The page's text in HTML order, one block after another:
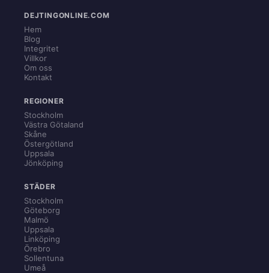
DEJTINGONLINE.COM
Hem
Blog
Integritet
Villkor
Om oss
Kontakt
REGIONER
Stockholm
Västra Götaland
Skåne
Östergötland
Uppsala
Jönköping
STÄDER
Stockholm
Göteborg
Malmö
Uppsala
Linköping
Örebro
Sollentuna
Umeå